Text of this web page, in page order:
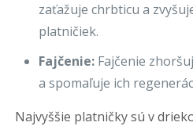
zaťažuje chrbticu a
platničiek.
Fajčenie: Fajčenie
a spomaľuje ich
Najvyššie platničky sú v